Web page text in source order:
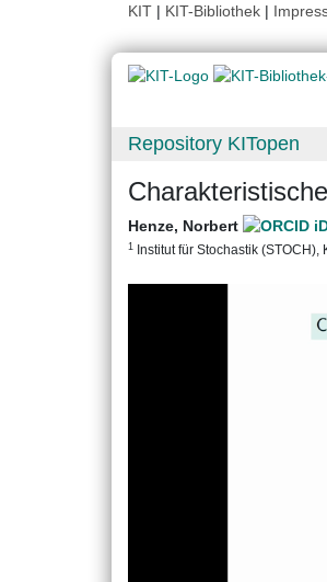
KIT | KIT-Bibliothek |
Repository KITopen
Henze, Norbert
1 Institut für Stochastik